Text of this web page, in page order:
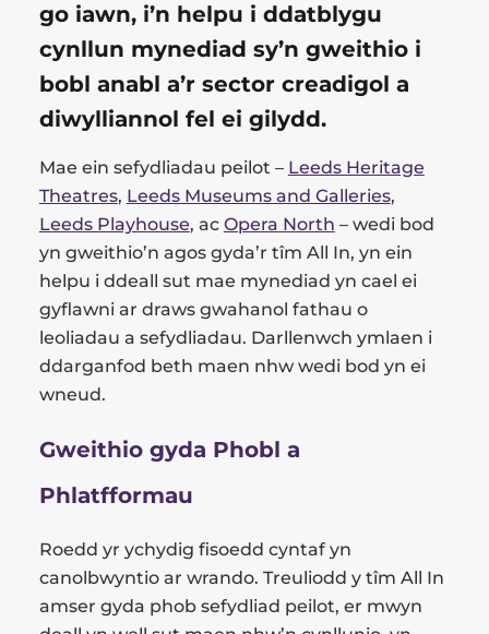
go iawn, i’n helpu i ddatblygu
cynllun mynediad sy’n gweithio i
bobl anabl a’r sector creadigol a
diwylliannol fel ei gilydd.
Mae ein sefydliadau peilot – Leeds Heritage
Theatres, Leeds Museums and Galleries,
Leeds Playhouse, ac Opera North – wedi bod
yn gweithio’n agos gyda’r tîm All In, yn ein
helpu i ddeall sut mae mynediad yn cael ei
gyflawni ar draws gwahanol fathau o
leoliadau a sefydliadau. Darllenwch ymlaen i
ddarganfod beth maen nhw wedi bod yn ei
wneud.
Gweithio gyda Phobl a
Phlatfformau
Roedd yr ychydig fisoedd cyntaf yn
canolbwyntio ar wrando. Treuliodd y tîm All In
amser gyda phob sefydliad peilot, er mwyn